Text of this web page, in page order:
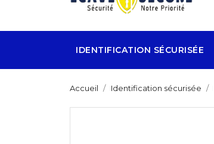
IDENTIFICATION SÉCURISÉE
Accueil Identification sécurisée